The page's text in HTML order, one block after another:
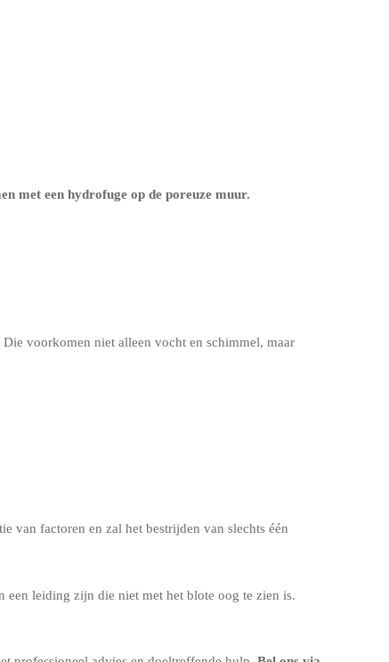
met een hydrofuge op de poreuze muur.
Die voorkomen niet alleen vocht en schimmel, maar
van factoren en zal het bestrijden van slechts één
een leiding zijn die niet met het blote oog te zien is.